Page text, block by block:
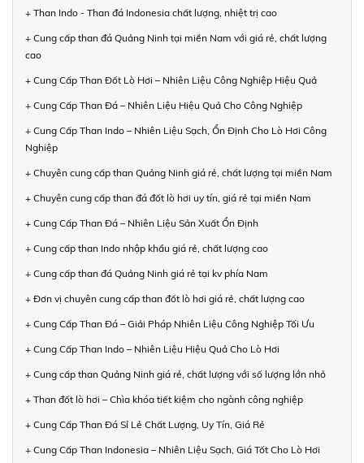
+ Than Indo - Than đá Indonesia chất lượng, nhiệt trị cao
+ Cung cấp than đá Quảng Ninh tại miền Nam với giá rẻ, chất lượng
cao
+ Cung Cấp Than Đốt Lò Hơi – Nhiên Liệu Công Nghiệp Hiệu Quả
+ Cung Cấp Than Đá – Nhiên Liệu Hiệu Quả Cho Công Nghiệp
+ Cung Cấp Than Indo – Nhiên Liệu Sạch, Ổn Định Cho Lò Hơi Công
Nghiệp
+ Chuyên cung cấp than Quảng Ninh giá rẻ, chất lượng tại miền Nam
+ Chuyên cung cấp than đá đốt lò hơi uy tín, giá rẻ tại miền Nam
+ Cung Cấp Than Đá – Nhiên Liệu Sản Xuất Ổn Định
+ Cung cấp than Indo nhập khẩu giá rẻ, chất lượng cao
+ Cung cấp than đá Quảng Ninh giá rẻ tại kv phía Nam
+ Đơn vị chuyên cung cấp than đốt lò hơi giá rẻ, chất lượng cao
+ Cung Cấp Than Đá – Giải Pháp Nhiên Liệu Công Nghiệp Tối Ưu
+ Cung Cấp Than Indo – Nhiên Liệu Hiệu Quả Cho Lò Hơi
+ Cung cấp than Quảng Ninh giá rẻ, chất lượng với số lượng lớn nhỏ
+ Than đốt lò hơi – Chìa khóa tiết kiệm cho ngành công nghiệp
+ Cung Cấp Than Đá Sỉ Lẻ Chất Lượng, Uy Tín, Giá Rẻ
+ Cung Cấp Than Indonesia – Nhiên Liệu Sạch, Giá Tốt Cho Lò Hơi